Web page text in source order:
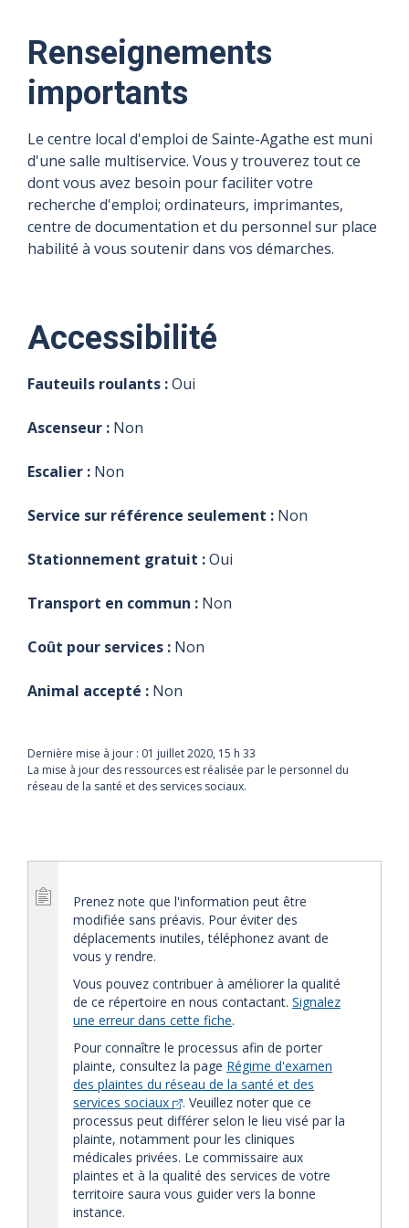
sur
l'horaire
Fermé de 12h à
Mercredi, Jeudi,
Vendredi)
Précisions
l'horaire
Fermé de 12h à
13h (Lundi, Mardi,
Mercredi, Jeudi,
Vendredi)
Précisions
l'horaire
Fermé de 12h à
13h (Lundi, Mardi,
Mercredi, Jeudi,
Vendredi)
Précisions
l'horaire
Fermé de 12h à
13h (Lundi, Mardi,
Mercredi, Jeudi,
Vendredi)
Précisions
l'horaire
Fermé de 12h à
13h (Lundi, Mardi,
Mercredi, Jeudi,
Vendredi)
Précisions
l'horaire
Fermé de 12h à
13h (Lundi, Mardi,
Mercredi, Jeudi,
Vendredi)
Renseignements
importants
Le centre local d'emploi de Sainte-Agathe est muni
d'une salle multiservice. Vous y trouverez tout ce
dont vous avez besoin pour faciliter votre
recherche d'emploi; ordinateurs, imprimantes,
centre de documentation et du personnel sur place
habilité à vous soutenir dans vos démarches.
Accessibilité
Fauteuils roulants :Oui
Ascenseur : Non
Escalier : Non
Service sur référence seulement : Non
Stationnement gratuit :Oui
Transport en commun : Non
Coût pour services : Non
Animal accepté : Non
Dernière mise à jour : 01 juillet 2020, 15 h 33
La mise à jour des ressources est réalisée par le personnel du
réseau de la santé et des services sociaux.
Prenez note que l'information peut être
modifiée sans préavis. Pour éviter des
déplacements inutiles, téléphonez avant de
vous y rendre.
Vous pouvez contribuer à améliorer la qualité
de ce répertoire en nous contactant. Signalez
une erreur dans cette fiche.
Pour connaître le processus afin de porter
plainte, consultez la page Régime d'examen
des plaintes du réseau de la santé et des
services sociaux
. Veuillez noter que ce
processus peut différer selon le lieu visé par la
plainte, notamment pour les cliniques
médicales privées. Le commissaire aux
plaintes et à la qualité des services de votre
territoire saura vous guider vers la bonne
instance.